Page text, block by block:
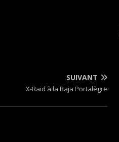
SUIVANT
X-Raid à la Baja Portalègre